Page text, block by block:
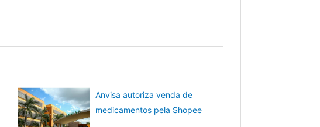
Anvisa autoriza venda de
medicamentos pela Shopee